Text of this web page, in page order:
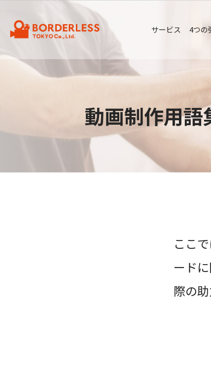
サービス 4つの
動画制作用語
ここ
ード
際の